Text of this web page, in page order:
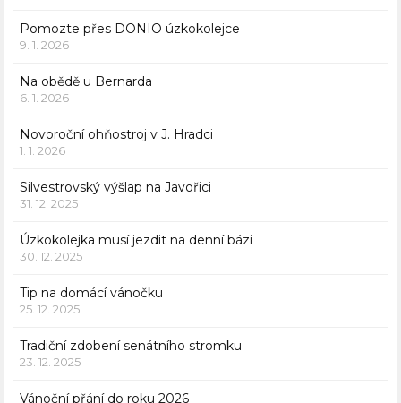
Pomozte přes DONIO úzkokolejce
9. 1. 2026
Na obědě u Bernarda
6. 1. 2026
Novoroční ohňostroj v J. Hradci
1. 1. 2026
Silvestrovský výšlap na Javořici
31. 12. 2025
Úzkokolejka musí jezdit na denní bázi
30. 12. 2025
Tip na domácí vánočku
25. 12. 2025
Tradiční zdobení senátního stromku
23. 12. 2025
Vánoční přání do roku 2026